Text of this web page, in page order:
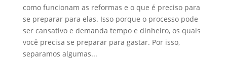
como funcionam as reformas e o que é preciso para
se preparar para elas. Isso porque o processo pode
ser cansativo e demanda tempo e dinheiro, os quais
você precisa se preparar para gastar. Por isso,
separamos algumas...